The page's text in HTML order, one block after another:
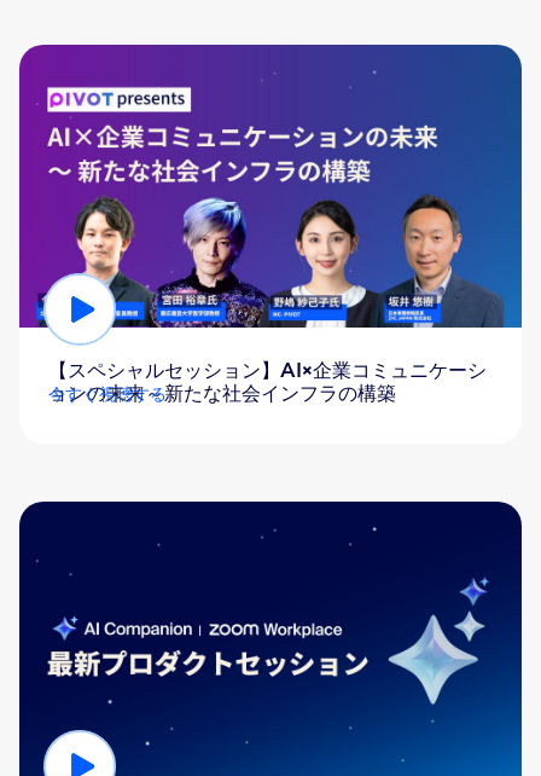
【スペシャルセッション】AI×企業コミュニケーシ
ョンの未来～新たな社会インフラの構築
今すぐ視聴する